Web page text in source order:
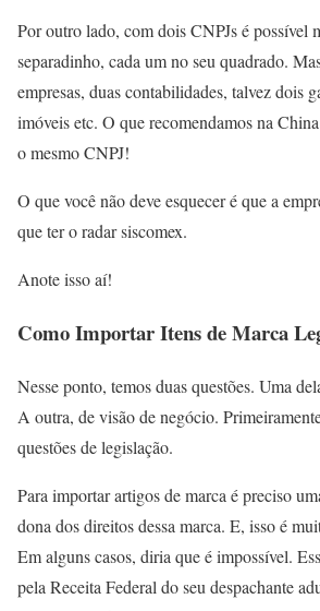
Por outro lado, com dois CNPJs é possível
separadinho, cada um no seu quadrado.
empresas, duas contabilidades, talvez dois
imóveis etc. O que recomendamos na
o mesmo CNPJ!
O que você não deve esquecer é que a
que ter o radar siscomex.
Anote isso aí!
Como Importar Itens de Marca
Nesse ponto, temos duas questões. Uma
A outra, de visão de negócio.
questões de legislação.
Para importar artigos de marca é preciso
dona dos direitos dessa marca. E, isso é
Em alguns casos, diria que é impossível.
pela Receita Federal do seu despachante